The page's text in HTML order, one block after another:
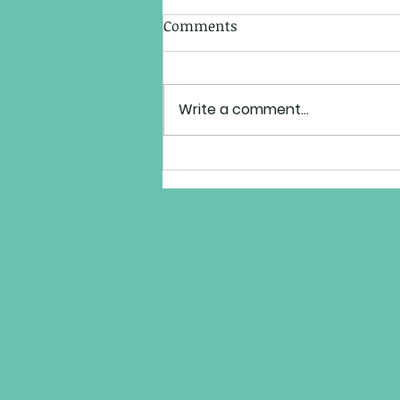
rechazó a los Rolling Stones
Comments
Write a comment...